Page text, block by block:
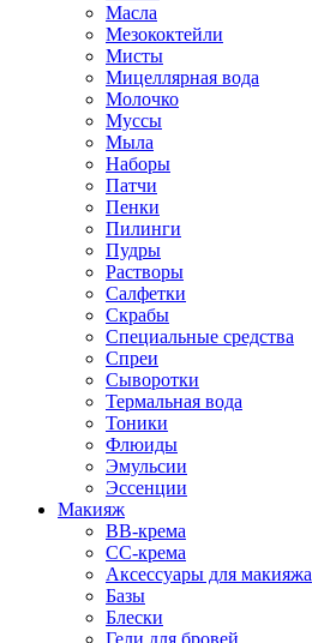
Масла
Мезококтейли
Мисты
Мицеллярная вода
Молочко
Муссы
Мыла
Наборы
Патчи
Пенки
Пилинги
Пудры
Растворы
Салфетки
Скрабы
Специальные средства
Спреи
Сыворотки
Термальная вода
Тоники
Флюиды
Эмульсии
Эссенции
Макияж
BB-крема
CC-крема
Аксессуары для макияжа
Базы
Блески
Гели для бровей